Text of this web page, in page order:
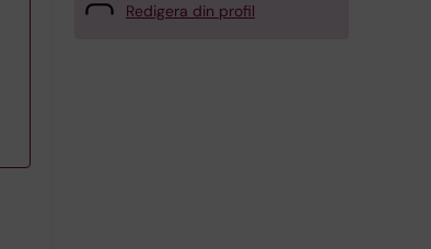
Redigera din profil